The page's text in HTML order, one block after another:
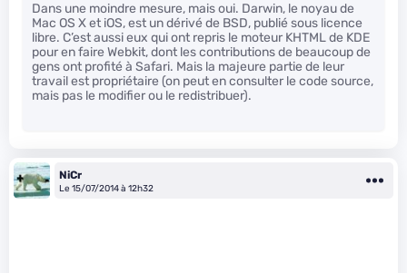
Dans une moindre mesure, mais oui. Darwin, le noyau de
Mac OS X et iOS, est un dérivé de BSD, publié sous licence
libre. C’est aussi eux qui ont repris le moteur KHTML de KDE
pour en faire Webkit, dont les contributions de beaucoup de
gens ont profité à Safari. Mais la majeure partie de leur
travail est propriétaire (on peut en consulter le code source,
mais pas le modifier ou le redistribuer).
NiCr
Le 15/07/2014 à 12h32